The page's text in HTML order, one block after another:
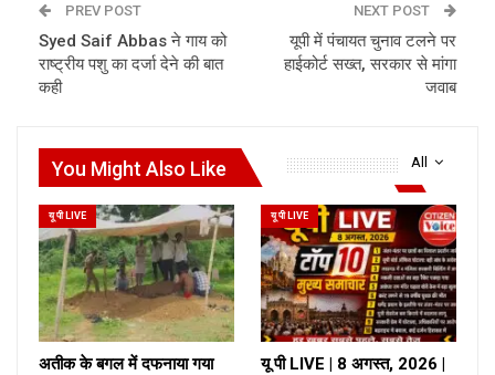
PREV POST
Syed Saif Abbas ने गाय को
राष्ट्रीय पशु का दर्जा देने की बात
कही
NEXT POST
यूपी में पंचायत चुनाव टलने पर
हाईकोर्ट सख्त, सरकार से मांगा
जवाब
All
You Might Also Like
यू पी LIVE
अतीक के बगल में दफनाया गया
यू पी LIVE
यू पी LIVE | 8 अगस्त, 2026 |